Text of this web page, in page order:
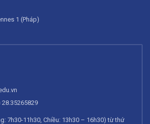
1 (Pháp)
7h30-11h30, Chiều: 13h30 – 16h30) từ thứ